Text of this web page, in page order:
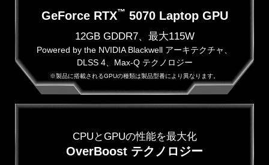
GeForce RTX™ 5070 Laptop GPU
12GB GDDR7、最大115W
Powered by the NVIDIA Blackwell アーキテクチャ、
DLSS 4、Max-Q テクノロジー
※製品に搭載されるGPUの種類は製品型番により異なります。
CPUとGPUの性能を最大化
OverBoost テクノロジー